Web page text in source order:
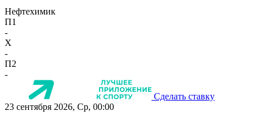
Нефтехимик
П1
-
X
-
П2
-
Сделать ставку
23 сентября 2026, Ср, 00:00